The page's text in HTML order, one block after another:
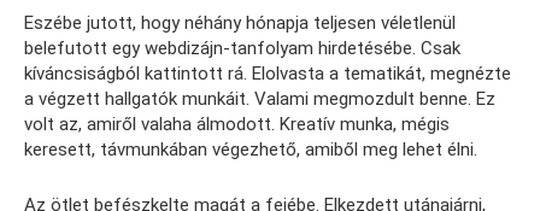
Eszébe jutott, hogy néhány hónapja teljesen véletlenül
belefutott egy webdizájn-tanfolyam hirdetésébe. Csak
kíváncsiságból kattintott rá. Elolvasta a tematikát, megnézte
a végzett hallgatók munkáit. Valami megmozdult benne. Ez
volt az, amiről valaha álmodott. Kreatív munka, mégis
keresett, távmunkában végezhető, amiből meg lehet élni.
Az ötlet befészkelte magát a fejébe. Elkezdett utánajárni,